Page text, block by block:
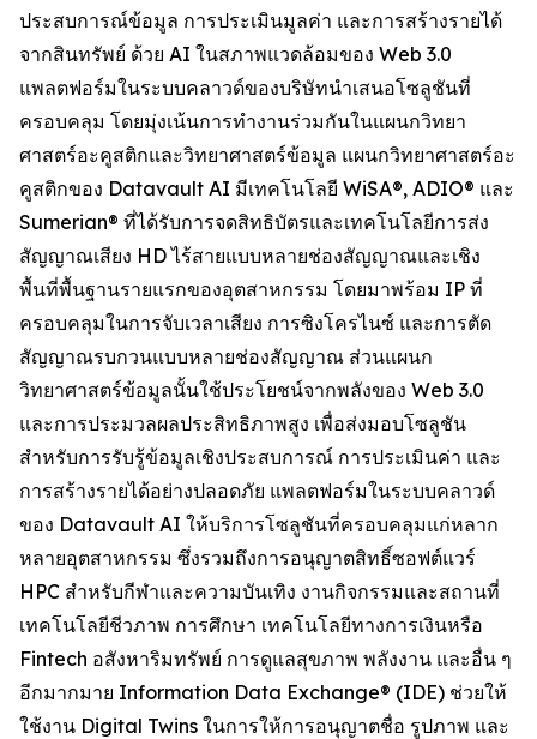
ประสบการณ์ข้อมูล การประเมินมูลค่า และการสร้างรายได้
จากสินทรัพย์ ด้วย AI ในสภาพแวดล้อมของ Web 3.0
แพลตฟอร์มในระบบคลาวด์ของบริษัทนำเสนอโซลูชันที่
ครอบคลุม โดยมุ่งเน้นการทำงานร่วมกันในแผนกวิทยา
ศาสตร์อะคูสติกและวิทยาศาสตร์ข้อมูล แผนกวิทยาศาสตร์อะ
คูสติกของ Datavault AI มีเทคโนโลยี WiSA®, ADIO® และ
Sumerian® ที่ได้รับการจดสิทธิบัตรและเทคโนโลยีการส่ง
สัญญาณเสียง HD ไร้สายแบบหลายช่องสัญญาณและเชิง
พื้นที่พื้นฐานรายแรกของอุตสาหกรรม โดยมาพร้อม IP ที่
ครอบคลุมในการจับเวลาเสียง การซิงโครไนซ์ และการตัด
สัญญาณรบกวนแบบหลายช่องสัญญาณ ส่วนแผนก
วิทยาศาสตร์ข้อมูลนั้นใช้ประโยชน์จากพลังของ Web 3.0
และการประมวลผลประสิทธิภาพสูง เพื่อส่งมอบโซลูชัน
สำหรับการรับรู้ข้อมูลเชิงประสบการณ์ การประเมินค่า และ
การสร้างรายได้อย่างปลอดภัย แพลตฟอร์มในระบบคลาวด์
ของ Datavault AI ให้บริการโซลูชันที่ครอบคลุมแก่หลาก
หลายอุตสาหกรรม ซึ่งรวมถึงการอนุญาตสิทธิ์ซอฟต์แวร์
HPC สำหรับกีฬาและความบันเทิง งานกิจกรรมและสถานที่
เทคโนโลยีชีวภาพ การศึกษา เทคโนโลยีทางการเงินหรือ
Fintech อสังหาริมทรัพย์ การดูแลสุขภาพ พลังงาน และอื่น ๆ
อีกมากมาย Information Data Exchange® (IDE) ช่วยให้
ใช้งาน Digital Twins ในการให้การอนุญาตชื่อ รูปภาพ และ